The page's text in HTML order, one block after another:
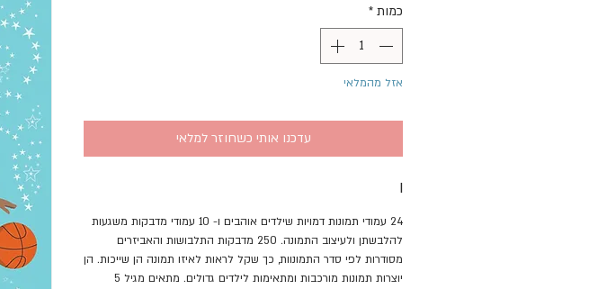
כמות *
אזל מהמלאי
עדכנו אותי כשחוזר למלאי
I
24 עמודי תמונות דמויות שילדים אוהבים ו- 10 עמודי מדבקות משגעות
להלבשתן ולעיצוב התמונה. 250 מדבקות התלבושות והאביזרים
מסודרות לפי סדר התמונוות, כך שקל לראות לאיזו תמונה הן שייכות. הן
יוצרות תמונות מורכבות ומתאימות לילדים גדולים. מתאים מגיל 5